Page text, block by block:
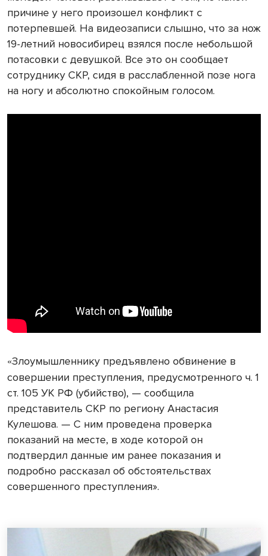
причине у него произошел конфликт с
потерпевшей. На видеозаписи слышно, что за нож
19-летний новосибирец взялся после небольшой
потасовки с девушкой. Все это он сообщает
сотруднику СКР, сидя в расслабленной позе нога
на ногу и абсолютно спокойным голосом.
«Злоумышленнику предъявлено обвинение в
совершении преступления, предусмотренного ч. 1
ст. 105 УК РФ (убийство), — сообщила
представитель СКР по региону Анастасия
Кулешова. — С ним проведена проверка
показаний на месте, в ходе которой он
подтвердил данные им ранее показания и
подробно рассказал об обстоятельствах
совершенного преступления».